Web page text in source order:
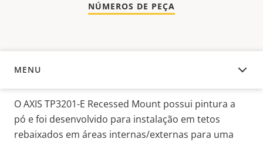
NÚMEROS DE PEÇA
MENU
VISÃO GERAL
O AXIS TP3201-E Recessed Mount possui pintura a
pó e foi desenvolvido para instalação em tetos
rebaixados em áreas internas/externas para uma